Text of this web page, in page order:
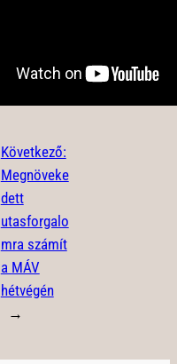
Következő:
Megnöveke
dett
utasforgalo
mra számít
a MÁV
hétvégén
→